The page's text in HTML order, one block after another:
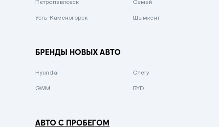
Зеленый металлик
Петропавловск Семей
Усть-Каменогорск Шымкент
БРЕНДЫ НОВЫХ АВТО
Hyundai Chery
GWM BYD
АВТО С ПРОБЕГОМ